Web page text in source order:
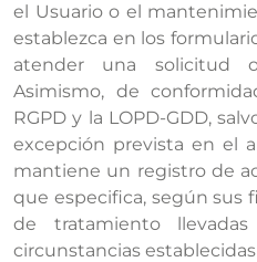
el Usuario o el
establezca en los
atender una solicitud
Asimismo, de
RGPD y la LOPD-GDD,
excepción prevista en el
mantiene un registro de
que especifica, según sus
de tratamiento
circunstancias establecidas